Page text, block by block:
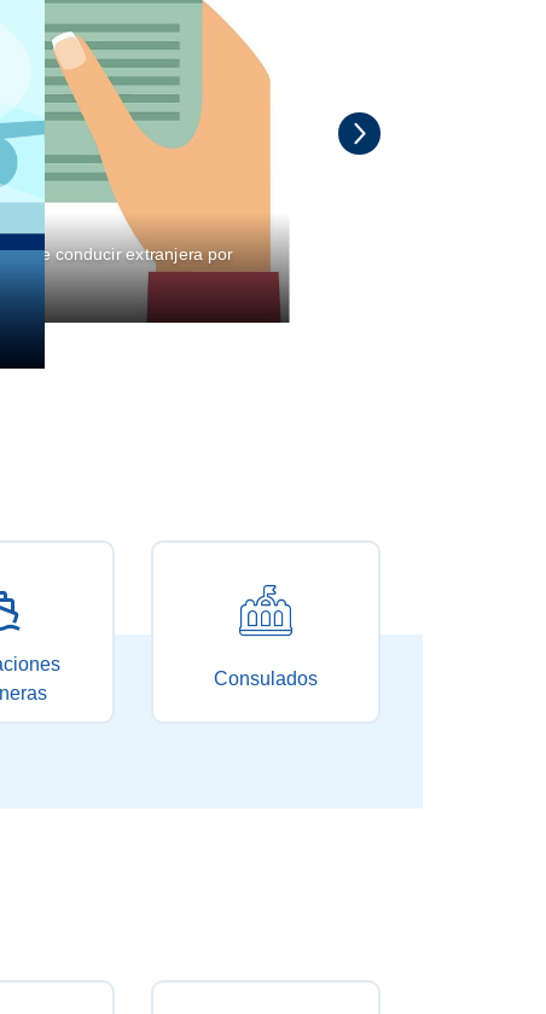
de conducir extranjera por
Consulados